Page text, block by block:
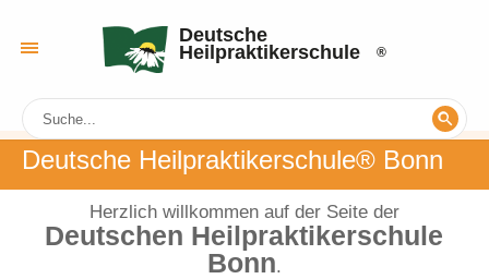
Deutsche
Heilpraktikerschule
Deutsche Heilpraktikerschule® Bonn
Herzlich willkommen auf der Seite der
Deutschen Heilpraktikerschule
Bonn.